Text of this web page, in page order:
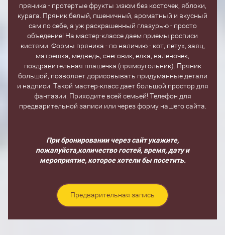
пряника - протертые фрукты :изюм без косточек, яблоки,
курага. Пряник белый, пшеничный, ароматный и вкусный
сам по себе, а уж раскрашенный глазурью - просто
объедение! На мастер-классе даем приемы росписи
кистями. Формы пряника - по наличию - кот, петух, заяц,
матрешка, медведь, снеговик, елка, валеночек,
поздравительная плашечка (прямоугольник). Пряник
большой, позволяет дорисовывать придуманные детали
и надписи. Такой мастер-класс дает большой простор для
фантазии. Приходите всей семьей! Телефон для
предварительной записи или через форму нашего сайта.
При бронировании через сайт укажите,
пожалуйста,количество гостей, время, дату и
мероприятие, которое хотели бы посетить.
Предварительная запись